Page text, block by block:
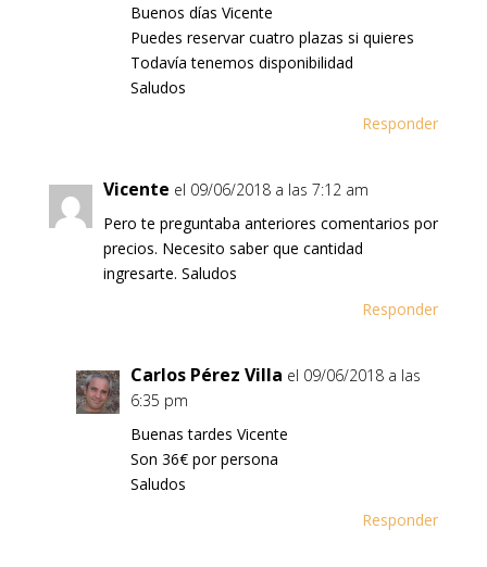
Buenos días Vicente
Puedes reservar cuatro plazas si quieres
Todavía tenemos disponibilidad
Saludos
Responder
Vicente el 09/06/2018 a las 7:12 am
Pero te preguntaba anteriores comentarios por
precios. Necesito saber que cantidad
ingresarte. Saludos
Responder
Carlos Pérez Villa el 09/06/2018 a las
6:35 pm
Buenas tardes Vicente
Son 36€ por persona
Saludos
Responder